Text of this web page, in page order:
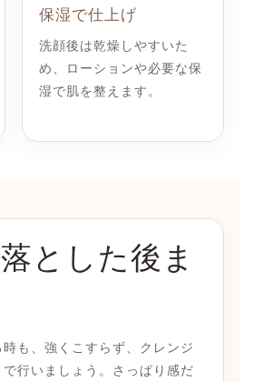
保湿で仕上げ
洗顔後は乾燥しやすいた
め、ローションや必要な保
湿で肌を整えます。
とした後ま
も、強くこすらず、クレンジ
行いましょう。さっぱり感だ